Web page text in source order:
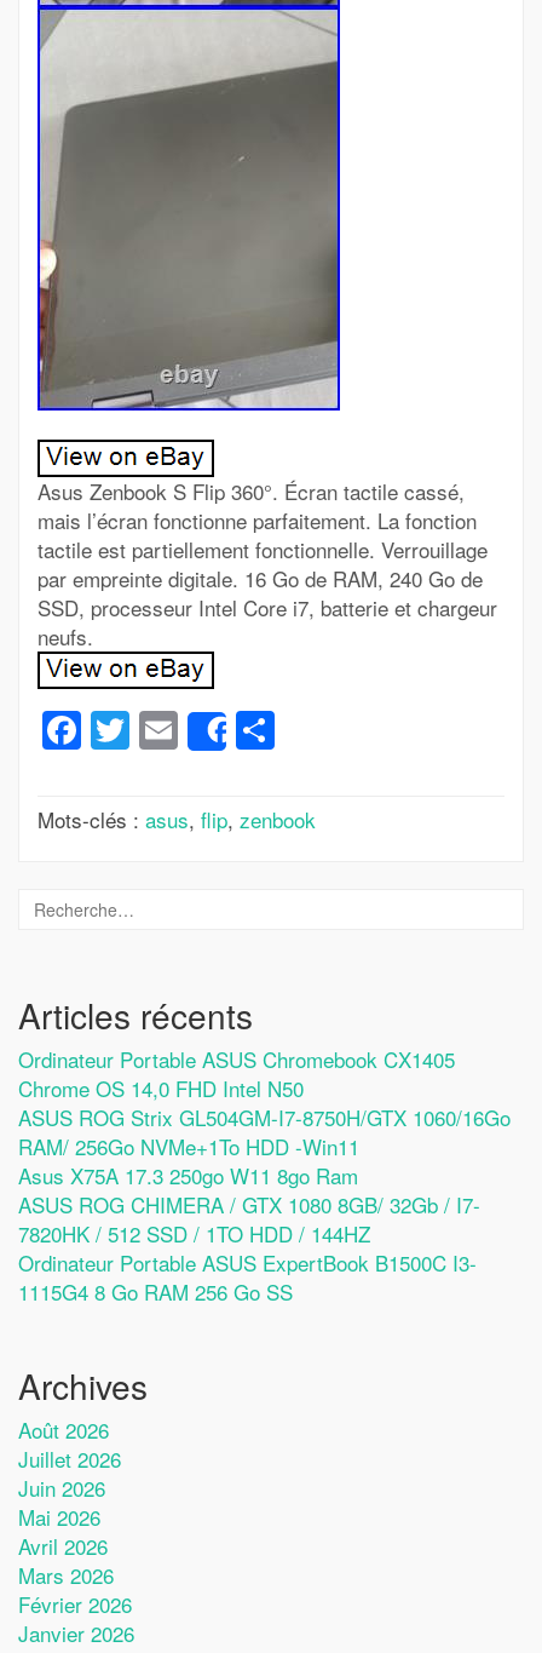
Asus Zenbook S Flip 360°. Écran tactile cassé,
mais l’écran fonctionne parfaitement. La fonction
tactile est partiellement fonctionnelle. Verrouillage
par empreinte digitale. 16 Go de RAM, 240 Go de
SSD, processeur Intel Core i7, batterie et chargeur
neufs.
Facebook
Twitter
Email
Share
Mots-clés : asus, flip, zenbook
Articles récents
Ordinateur Portable ASUS Chromebook CX1405
Chrome OS 14,0 FHD Intel N50
ASUS ROG Strix GL504GM-I7-8750H/GTX 1060/16Go
RAM/ 256Go NVMe+1To HDD -Win11
Asus X75A 17.3 250go W11 8go Ram
ASUS ROG CHIMERA / GTX 1080 8GB/ 32Gb / I7-
7820HK / 512 SSD / 1TO HDD / 144HZ
Ordinateur Portable ASUS ExpertBook B1500C I3-
1115G4 8 Go RAM 256 Go SS
Archives
Août 2026
Juillet 2026
Juin 2026
Mai 2026
Avril 2026
Mars 2026
Février 2026
Janvier 2026